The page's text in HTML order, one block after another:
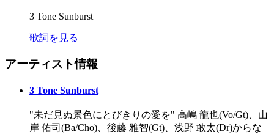
3 Tone Sunburst
歌詞を見る
アーティスト情報
3 Tone Sunburst
"未だ見ぬ景色にとびきりの愛を" 高嶋 龍也(Vo/Gt)、山
岸 佑司(Ba/Cho)、後藤 雅智(Gt)、浅野 敢太(Dr)からな